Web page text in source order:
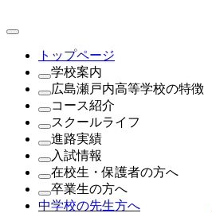
トップページ
学校案内
理事長・学園長・学校長
教育方針・校訓
沿革
制服紹介
施設紹介
寄付金について
一般事業主行動計画及び
広島瀬戸内高等学校の特徴
これが瀬戸内の新常識
コース紹介
（1年次）
進学探究コース
探究コース
（2年次・3年次）
理系探究コース
文系探究コース
スクールライフ
瀬戸内NEWS
年間行事
公開行事日程
クラブ活動
生徒会活動
進路実績
進路実績
進路指導
入試情報
公開行事日程
生徒募集要項
過去問題（PDF）
在校生・保護者の方へ
就学支援金・軽減補助金
広島県私学関連予算につ
卒業生の方へ
証明書の発行について
中学校の先生方へ